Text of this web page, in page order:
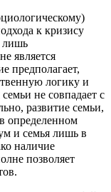
к кризису
лишь
является
предполагает,
логику и
не совпадает с
развитие семьи,
определенном
и семья лишь в
наличие
позволяет